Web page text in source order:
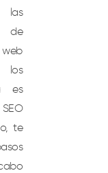
las
de
web
los
es
te